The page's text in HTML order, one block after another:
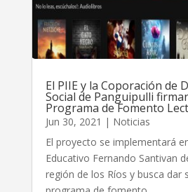
El PIIE y la Coporación de
Social de Panguipulli
Programa de Fomento
Jun 30, 2021 | Noticias
El proyecto se implementará
Educativo Fernando Santivan
región de los Ríos y busca dar